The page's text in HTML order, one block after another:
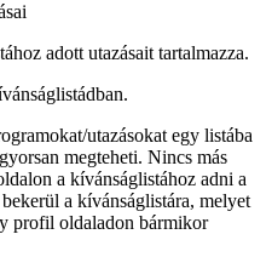
adott utazásait tartalmazza.
utazásokat egy listába
megteheti. Nincs más
a kívánságlistához adni a
a kívánságlistára, melyet
profil oldaladon bármikor